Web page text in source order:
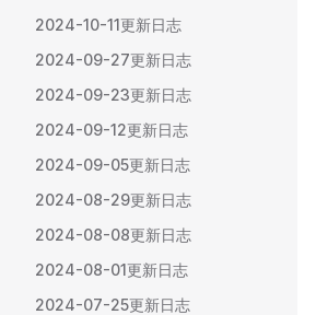
2024-10-11更新日志
2024-09-27更新日志
2024-09-23更新日志
2024-09-12更新日志
2024-09-05更新日志
2024-08-29更新日志
2024-08-08更新日志
2024-08-01更新日志
2024-07-25更新日志